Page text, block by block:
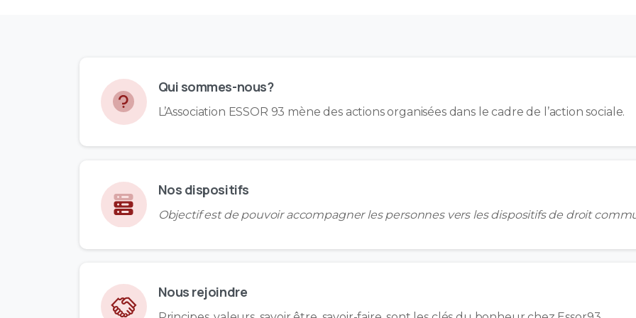
Qui sommes-nous?
L’Association ESSOR 93 mène des actions organisées dans le cadre de l’action sociale.
Nos dispositifs
Objectif est de pouvoir accompagner les personnes vers les dispositifs de droit
Nous rejoindre